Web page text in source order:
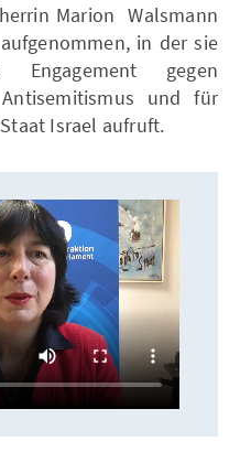
Marion Walsmann
in der sie
gegen
und für
Israel aufruft.